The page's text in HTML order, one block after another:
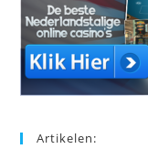
Artikelen: